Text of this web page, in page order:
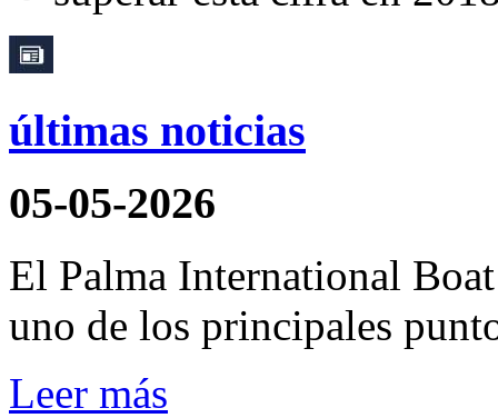
últimas noticias
05-05-2026
El Palma International
uno de los principales
Leer más